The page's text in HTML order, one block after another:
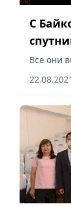
С
Все они